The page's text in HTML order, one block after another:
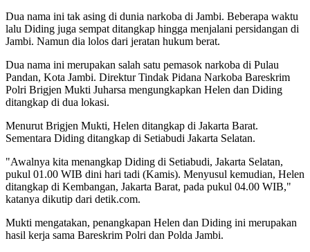
Dua nama ini tak asing di dunia narkoba di Jambi. Beberapa waktu
lalu Diding juga sempat ditangkap hingga menjalani persidangan di
Jambi. Namun dia lolos dari jeratan hukum berat.
Dua nama ini merupakan salah satu pemasok narkoba di Pulau
Pandan, Kota Jambi. Direktur Tindak Pidana Narkoba Bareskrim
Polri Brigjen Mukti Juharsa mengungkapkan Helen dan Diding
ditangkap di dua lokasi.
Menurut Brigjen Mukti, Helen ditangkap di Jakarta Barat.
Sementara Diding ditangkap di Setiabudi Jakarta Selatan.
"Awalnya kita menangkap Diding di Setiabudi, Jakarta Selatan,
pukul 01.00 WIB dini hari tadi (Kamis). Menyusul kemudian, Helen
ditangkap di Kembangan, Jakarta Barat, pada pukul 04.00 WIB,"
katanya dikutip dari detik.com.
Mukti mengatakan, penangkapan Helen dan Diding ini merupakan
hasil kerja sama Bareskrim Polri dan Polda Jambi.